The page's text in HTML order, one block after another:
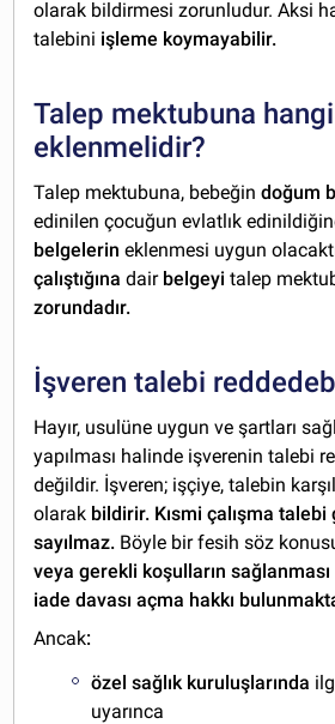
olarak bildirmesi zorunludur. Aksi
talebini işleme koymayabilir.
Talep mektubuna
eklenmelidir?
Talep mektubuna, bebeğindoğum
edinilen çocuğun evlatlık
belgelerin eklenmesi uygun
çalıştığına dair belgeyi talep
zorundadır.
İşveren talebi
Hayır, usulüne uygun ve şartları
yapılması halinde işverenin talebi
değildir. İşveren; işçiye, talebin
olarak bildirir. Kısmi çalışma talebi
sayılmaz. Böyle bir fesih söz
veya gerekli koşulların
iade davası açma hakkı
Ancak:
özel sağlık kuruluşlarında
uyarınca